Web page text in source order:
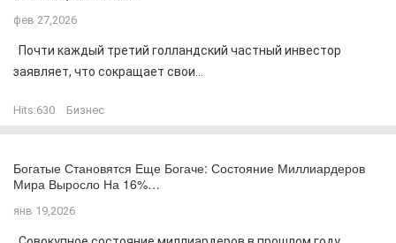
фев 27,2026
Почти каждый третий голландский частный инвестор
заявляет, что сокращает свои...
Hits:630 Бизнес
Богатые Становятся Еще Богаче: Состояние Миллиардеров
Мира Выросло На 16%…
янв 19,2026